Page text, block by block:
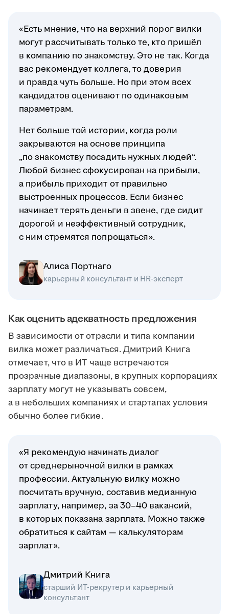
«Есть мнение, что на верхний порог вилки
могут рассчитывать только те, кто пришёл
в компанию по знакомству. Это не так. Когда
вас рекомендует коллега, то доверия
и правда чуть больше. Но при этом всех
кандидатов оценивают по одинаковым
параметрам.
Нет больше той истории, когда роли
закрываются на основе принципа
„по знакомству посадить нужных людей“.
Любой бизнес сфокусирован на прибыли,
а прибыль приходит от правильно
выстроенных процессов. Если бизнес
начинает терять деньги в звене, где сидит
дорогой и неэффективный сотрудник,
с ним стремятся попрощаться».
Алиса Портнаго
карьерный консультант и HR-эксперт
Как оценить адекватность предложения
В зависимости от отрасли и типа компании
вилка может различаться. Дмитрий Книга
отмечает, что в ИТ чаще встречаются
прозрачные диапазоны, в крупных корпорациях
зарплату могут не указывать совсем,
а в небольших компаниях и стартапах условия
обычно более гибкие.
«Я рекомендую начинать диалог
от среднерыночной вилки в рамках
профессии. Актуальную вилку можно
посчитать вручную, составив медианную
зарплату, например, за 30–40 вакансий,
в которых показана зарплата. Можно также
обратиться к сайтам — калькуляторам
зарплат».
Дмитрий Книга
старший ИТ-рекрутер и карьерный
консультант